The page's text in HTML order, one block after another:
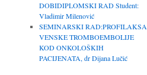
DOBIDIPLOMSKI RAD Student:
Vladimir Milenović
SEMINARSKI RAD:PROFILAKSA
VENSKE TROMBOEMBOLIJE
KOD ONKOLOŠKIH
PACIJENATA, dr Dijana Lučić